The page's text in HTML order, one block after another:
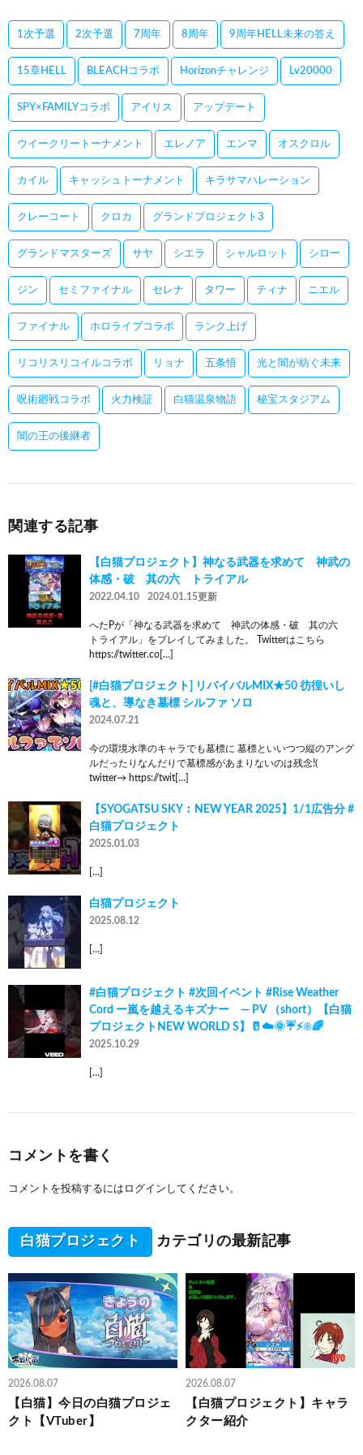
1次予選 2次予選 7周年 8周年 9周年HELL未来の答え
15章HELL BLEACHコラボ Horizonチャレンジ Lv20000
SPY×FAMILYコラボ アイリス アップデート
ウイークリートーナメント エレノア エンマ オスクロル
カイル キャッシュトーナメント キラサマハレーション
クレーコート クロカ グランドプロジェクト3
グランドマスターズ サヤ シエラ シャルロット シロー
ジン セミファイナル セレナ タワー ティナ ニエル
ファイナル ホロライブコラボ ランク上げ
リコリスリコイルコラボ リョナ 五条悟 光と闇が紡ぐ未来
呪術廻戦コラボ 火力検証 白猫温泉物語 秘宝スタジアム
闇の王の後継者
関連する記事
【白猫プロジェクト】神なる武器を求めて 神武の
体感・破 其の六 トライアル
2022.04.10 2024.01.15更新
へたPが「神なる武器を求めて 神武の体感・破 其の六
トライアル」をプレイしてみました。 Twitterはこちら
https://twitter.co[…]
[#白猫プロジェクト] リバイバルMIX★50 彷徨いし
魂と、導なき墓標 シルファ ソロ
2024.07.21
今の環境水準のキャラでも墓標に 墓標といいつつ縦のアング
ルだったりなんだりで墓標感があまりないのは残念!(
twitter→ https://twit[…]
【SYOGATSU SKY︰NEW YEAR 2025】1/1広告分 #
白猫プロジェクト
2025.01.03
[…]
白猫プロジェクト
2025.08.12
[…]
#白猫プロジェクト #次回イベント #Rise Weather
Cord ー嵐を越えるキズナー ― PV （short）【白猫
プロジェクトNEW WORLD S】🥛☁️🌞☔️⚡️☀️🌈
2025.10.29
[…]
コメントを書く
コメントを投稿するには ログイン してください。
白猫プロジェクト カテゴリの最新記事
2026.08.07
【白猫】今日の白猫プロジェ
クト【VTuber】
2026.08.07
【白猫プロジェクト】キャラ
クター紹介